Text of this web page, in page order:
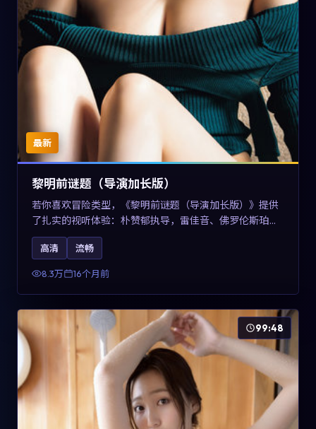
最新
黎明前谜题（导演加长版）
若你喜欢冒险类型，《黎明前谜题（导演加长版）》提供
了扎实的视听体验：朴赞郁执导，雷佳音、佛罗伦斯·珀与
章子怡共同演绎。影片2025年于美国上映，内容在有限空
间内完成高密度的戏剧冲突，关键词包含高清流畅、人物
关系与情节反转，适合检索「2025冒险」「美国电影」的
高清 流畅
8.3万 16个月前
99:48